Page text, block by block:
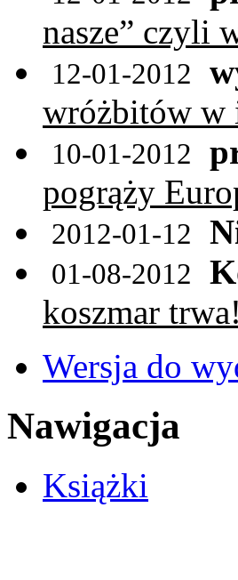
nasze” czyli
12-01-2012
wróżbitów w
10-01-2012
pogrąży
2012-01-12
01-08-2012
koszmar trwa!
Wersja do
Nawigacja
Książki